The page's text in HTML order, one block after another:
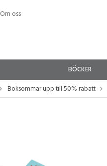
Om oss
BÖCKER
Boksommar upp till 50% rabatt